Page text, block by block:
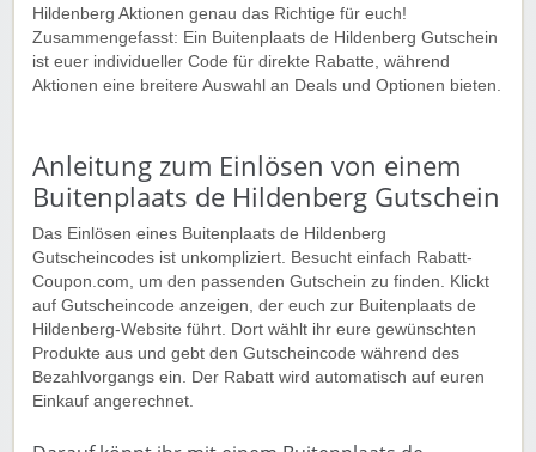
Hildenberg Aktionen genau das Richtige für euch!
Zusammengefasst: Ein Buitenplaats de Hildenberg Gutschein
ist euer individueller Code für direkte Rabatte, während
Aktionen eine breitere Auswahl an Deals und Optionen bieten.
Anleitung zum Einlösen von einem
Buitenplaats de Hildenberg Gutschein
Das Einlösen eines Buitenplaats de Hildenberg
Gutscheincodes ist unkompliziert. Besucht einfach Rabatt-
Coupon.com, um den passenden Gutschein zu finden. Klickt
auf Gutscheincode anzeigen, der euch zur Buitenplaats de
Hildenberg-Website führt. Dort wählt ihr eure gewünschten
Produkte aus und gebt den Gutscheincode während des
Bezahlvorgangs ein. Der Rabatt wird automatisch auf euren
Einkauf angerechnet.